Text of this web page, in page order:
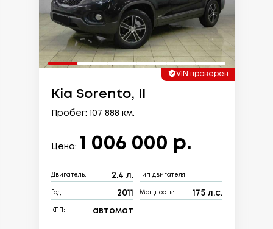
VIN проверен
Kia Sorento, II
Пробег: 107 888 км.
Цена: 1 006 000 р.
Двигатель: 2.4 л. Тип двигателя:
Год: 2011 Мощность: 175 л.с.
КПП: автомат